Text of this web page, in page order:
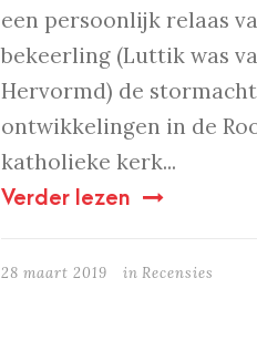
een persoonlijk relaas
bekeerling (Luttik was
Hervormd) de
ontwikkelingen in de
katholieke kerk...
Verder lezen
28 maart 2019 in Recensies